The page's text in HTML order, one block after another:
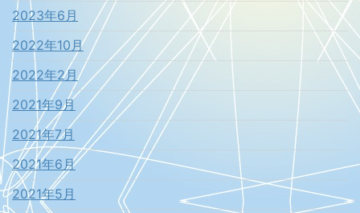
2023年6月
2022年10月
2022年2月
2021年9月
2021年7月
2021年6月
2021年5月